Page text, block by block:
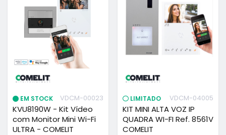
EM STOCK VDCM-00023
KVU8190W - Kit Vídeo
com Monitor Mini Wi-Fi
ULTRA - COMELIT
LIMITADO VDCM-04005
KIT MINI ALTA VOZ IP
QUADRA WI-FI Ref. 8561V
COMELIT